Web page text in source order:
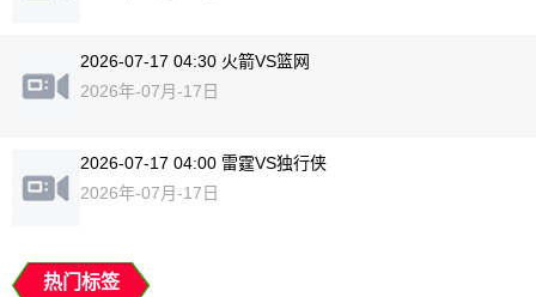
2026-07-17 04:30 火箭VS篮网
2026年-07月-17日
2026-07-17 04:00 雷霆VS独行侠
2026年-07月-17日
热门标签